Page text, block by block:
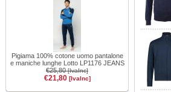
Pigiama 100% cotone uomo pantalone
e maniche lunghe Lotto LP1176 JEANS
€25,80[IvaInc]
€21,80 [IvaInc]